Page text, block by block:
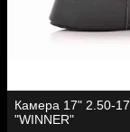
Камера 17" 2.50-17
"WINNER"